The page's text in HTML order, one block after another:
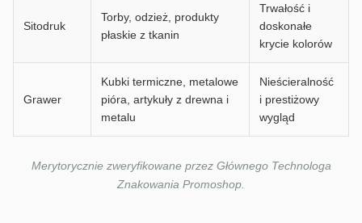
Sitodruk
Torby, odzież, produkty
płaskie z tkanin
Trwałość i
doskonałe
krycie kolorów
Grawer
Kubki termiczne, metalowe
pióra, artykuły z drewna i
metalu
Nieścieralność
i prestiżowy
wygląd
Merytorycznie zweryfikowane przez Głównego Technologa
Znakowania Promoshop.